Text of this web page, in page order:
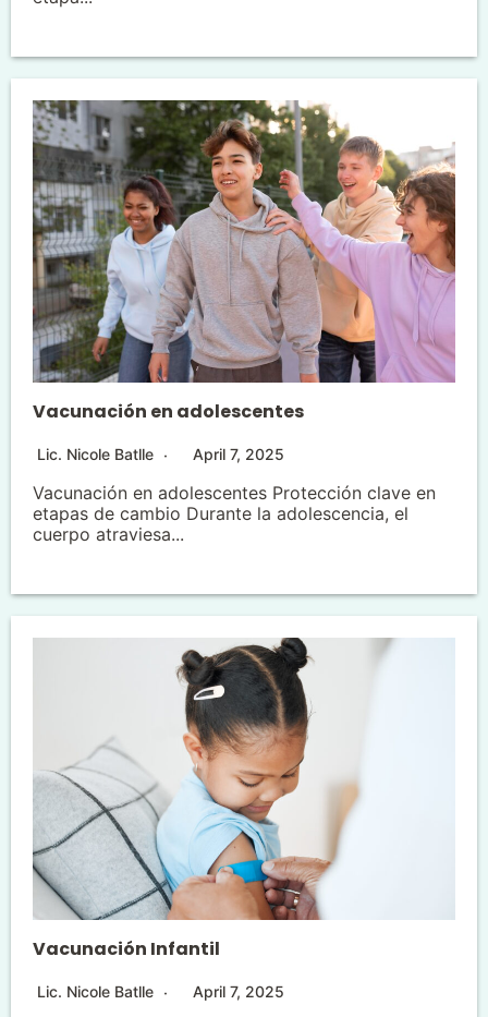
Vacunación en adolescentes
Lic. Nicole Batlle April 7, 2025
Vacunación en adolescentes Protección clave en
etapas de cambio Durante la adolescencia, el
cuerpo atraviesa...
Vacunación Infantil
Lic. Nicole Batlle April 7, 2025